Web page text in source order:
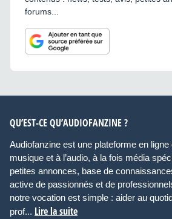
forums...
QU’EST-CE QU’AUDIOFANZINE ?
Audiofanzine est une plateforme en ligne
musique et à l’audio, à la fois média
petites annonces, base de
active de passionnés et de
notre vocation est simple : aider au
prof... Lire la suite